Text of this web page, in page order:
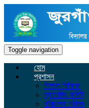
Toggle navigation
হোম
প্রশাসন
শিক্ষক-শিক্ষিকা
ম্যানেজিং কমিটি
পরিচালনা পরিষদ